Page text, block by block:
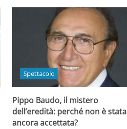
Spettacolo
Pippo Baudo, il mistero
dell’eredità: perché non è stata
ancora accettata?